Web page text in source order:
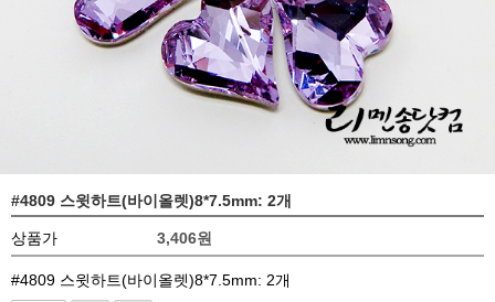
#4809 스윗하트(바이올렛)8*7.5mm: 2개
상품가 3,406원
#4809 스윗하트(바이올렛)8*7.5mm: 2개